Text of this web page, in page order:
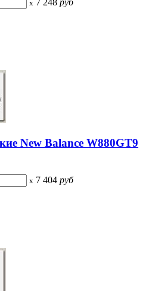
x 7 248 руб
New Balance W880GT9
x 7 404 руб